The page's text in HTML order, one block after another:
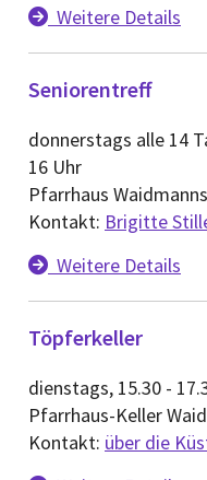
 Weitere Details
Seniorentreff
donnerstags alle 14
16 Uhr
Pfarrhaus
Kontakt: Brigitte
 Weitere Details
Töpferkeller
dienstags, 15.30 -
Pfarrhaus-Keller
Kontakt: über die